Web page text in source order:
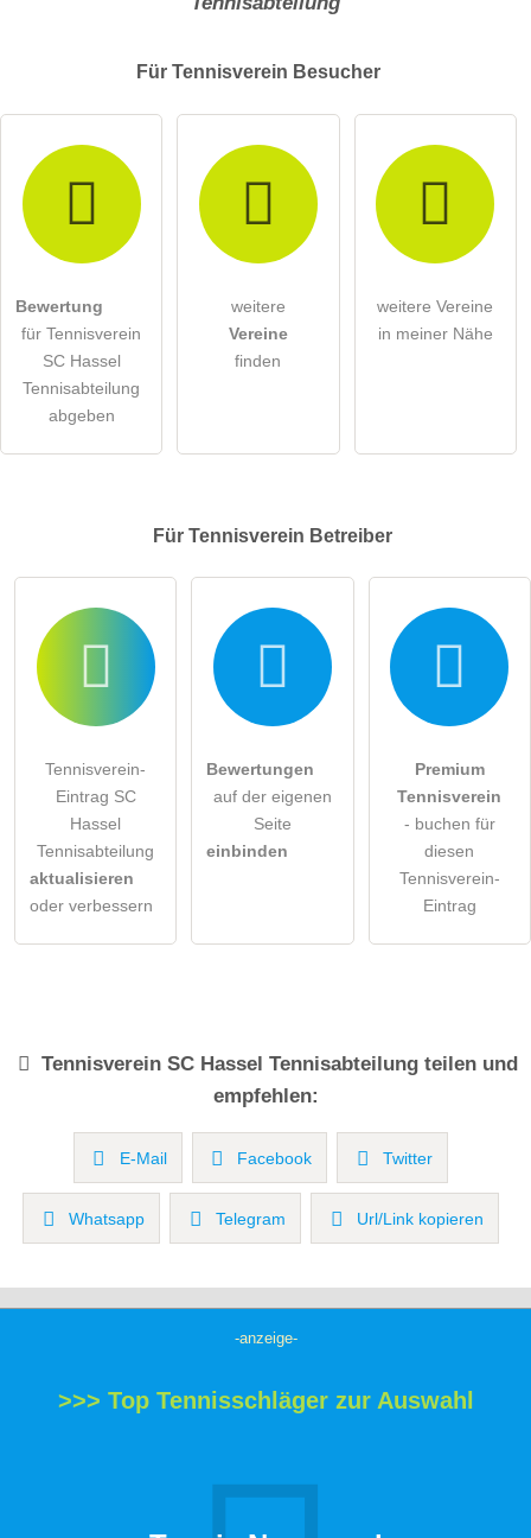
Für Tennisverein Besucher
Bewertung
für Tennisverein
SC Hassel
Tennisabteilung
abgeben
weitere
Vereine
finden
weitere Vereine
in meiner Nähe
Für Tennisverein Betreiber
Tennisverein-
Eintrag SC
Hassel
Tennisabteilung
aktualisieren
oder verbessern
Bewertungen
auf der eigenen
Seite
einbinden
Premium
Tennisverein
- buchen für
diesen
Tennisverein-
Eintrag
Tennisverein SC Hassel Tennisabteilungteilen und
empfehlen:
E-Mail Facebook Twitter
Whatsapp Telegram Url/Link kopieren
-anzeige-
>>> Top Tennisschläger zur Auswahl